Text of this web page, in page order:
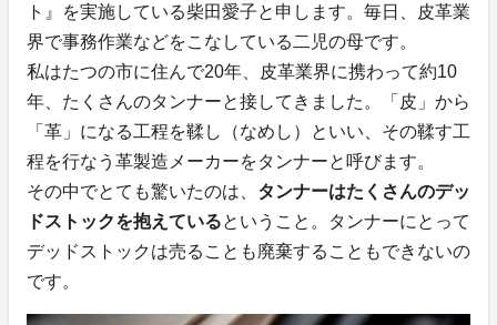
ト』を実施している柴田愛子と申します。毎日、皮革業
界で事務作業などをこなしている二児の母です。
私はたつの市に住んで20年、皮革業界に携わって約10
年、たくさんのタンナーと接してきました。「皮」から
「革」になる工程を鞣し（なめし）といい、その鞣す工
程を行なう革製造メーカーをタンナーと呼びます。
その中でとても驚いたのは、 タンナーはたくさんのデッ
ドストックを抱えているということ。タンナーにとって
デッドストックは売ることも廃棄することもできないの
です。